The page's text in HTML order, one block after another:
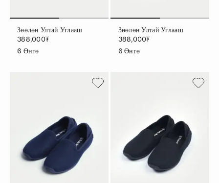
Зөөлөн Ултай Углааш
388,000₮
6 Өнгө
Зөөлөн Ултай Углааш
388,000₮
6 Өнгө